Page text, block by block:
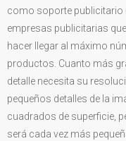
como soporte publicitario
empresas publicitarias
hacer llegar al máximo
productos. Cuanto más
detalle necesita su
pequeños detalles de la
cuadrados de superficie,
será cada vez más